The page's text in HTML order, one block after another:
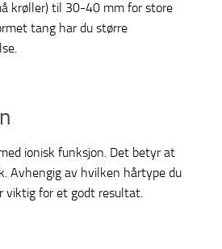
krøller) til 30-40 mm for store
tang har du større
ionisk funksjon. Det betyr at
Avhengig av hvilken hårtype du
viktig for et godt resultat.